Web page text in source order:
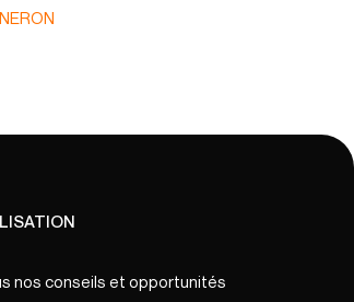
nos conseils et opportunités